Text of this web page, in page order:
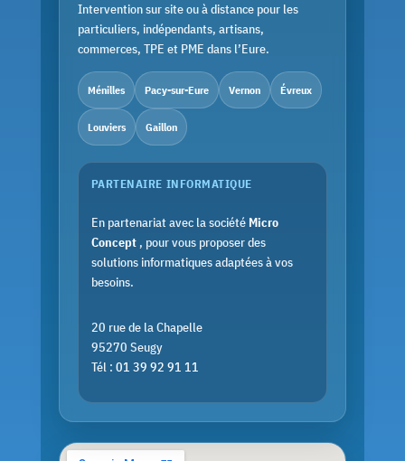
Intervention sur site ou à distance pour les
particuliers, indépendants, artisans,
commerces, TPE et PME dans l’Eure.
Ménilles Pacy-sur-Eure Vernon Évreux
Louviers Gaillon
PARTENAIRE INFORMATIQUE
En partenariat avec la société Micro
Concept , pour vous proposer des
solutions informatiques adaptées à vos
besoins.
20 rue de la Chapelle
95270 Seugy
Tél : 01 39 92 91 11